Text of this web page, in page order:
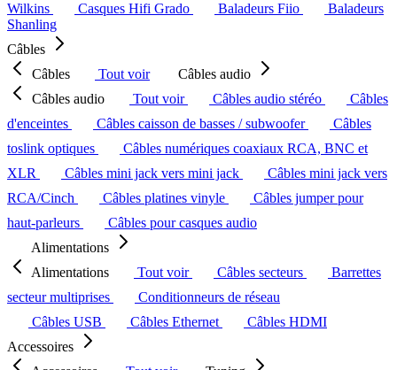
Wilkins
Casques Hifi Grado Baladeurs Fiio
Baladeurs
Shanling
Câbles
Câbles
Tout voir
Câbles audio
Câbles audio
Tout voir Câbles audio stéréo
Câbles
d'enceintes
Câbles caisson de basses / subwoofer
Câbles
toslink optiques
Câbles numériques coaxiaux RCA, BNC et
XLR
Câbles mini jack vers mini jack
Câbles mini jack vers
RCA/Cinch
Câbles platines vinyle
Câbles jumper pour
haut-parleurs
Câbles pour casques audio
Alimentations
Alimentations
Tout voir Câbles secteurs
Barrettes
secteur multiprises
Conditionneurs de réseau
Câbles USB
Câbles Ethernet
Câbles HDMI
Accessoires